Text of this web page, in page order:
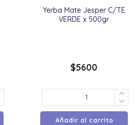
Yerba Mate Jesper C/TE
VERDE x 500gr
$5600
Añadir al carrito